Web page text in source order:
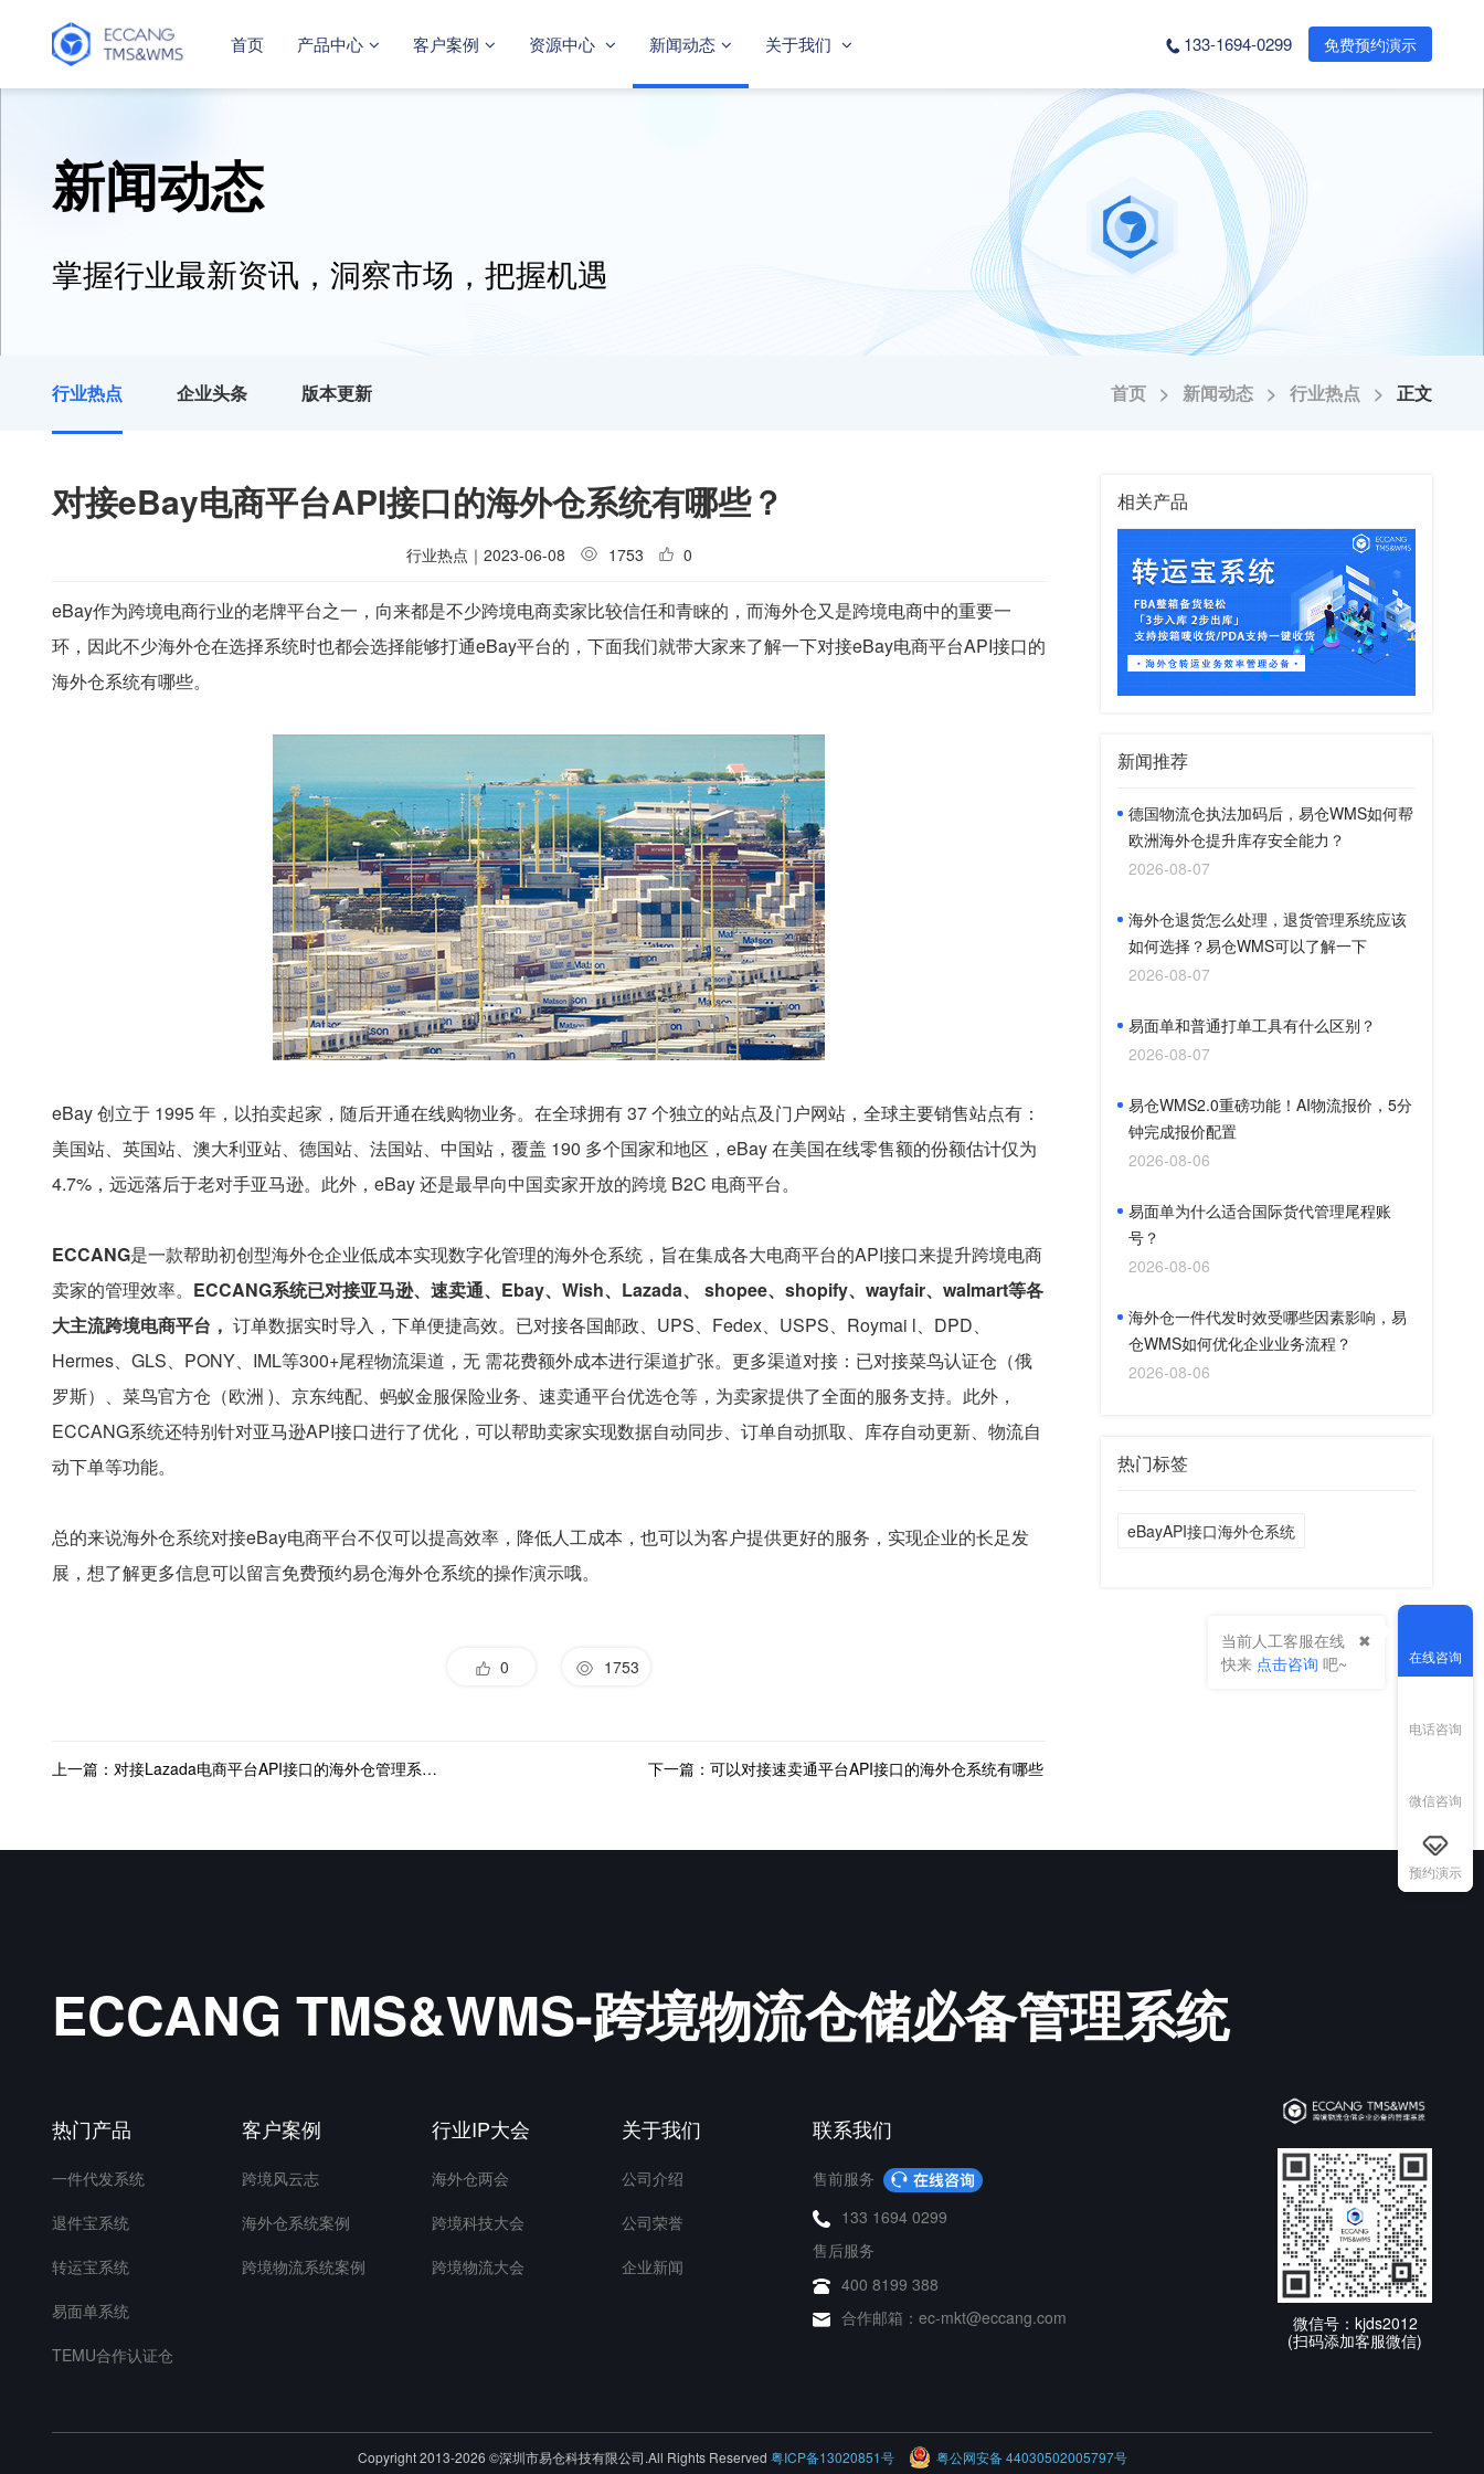
首页 产品中心 客户案例 资源中心 新闻动态 关于我们 133-1694-0299 免费预约演示
新闻动态
掌握行业最新资讯，洞察市场，把握机遇
行业热点 企业头条 版本更新 首页 > 新闻动态 > 行业热点 > 正文
对接eBay电商平台API接口的海外仓系统有哪些？
行业热点 ｜ 2023-06-08 1753 0
eBay作为跨境电商行业的老牌平台之一，向来都是不少跨境电商卖家比较信任和青睐的，而海外仓又是跨境电商中的重要一
环，因此不少海外仓在选择系统时也都会选择能够打通eBay平台的，下面我们就带大家来了解一下对接eBay电商平台API接口的
海外仓系统有哪些。
eBay 创立于 1995 年，以拍卖起家，随后开通在线购物业务。在全球拥有 37 个独立的站点及门户网站，全球主要销售站点有：
美国站、英国站、澳大利亚站、德国站、法国站、中国站，覆盖 190 多个国家和地区，eBay 在美国在线零售额的份额估计仅为
4.7%，远远落后于老对手亚马逊。此外，eBay 还是最早向中国卖家开放的跨境 B2C 电商平台。
ECCANG是一款帮助初创型海外仓企业低成本实现数字化管理的海外仓系统，旨在集成各大电商平台的API接口来提升跨境电商
卖家的管理效率。 ECCANG系统已对接亚马逊、速卖通、Ebay、Wish、Lazada、 shopee、shopify、wayfair、walmart等各
大主流跨境电商平台， 订单数据实时导入，下单便捷高效。已对接各国邮政、UPS、Fedex、USPS、Roymai l、DPD、
Hermes、GLS、PONY、IML等300+尾程物流渠道，无 需花费额外成本进行渠道扩张。更多渠道对接：已对接菜鸟认证仓（俄
罗斯）、菜鸟官方仓（欧洲 )、京东纯配、蚂蚁金服保险业务、速卖通平台优选仓等，为卖家提供了全面的服务支持。此外，
ECCANG系统还特别针对亚马逊API接口进行了优化，可以帮助卖家实现数据自动同步、订单自动抓取、库存自动更新、物流自
动下单等功能。
总的来说海外仓系统对接eBay电商平台不仅可以提高效率，降低人工成本，也可以为客户提供更好的服务，实现企业的长足发
展，想了解更多信息可以留言免费预约易仓海外仓系统的操作演示哦。
0 1753
上一篇：对接Lazada电商平台API接口的海外仓管理系统有哪些？ 下一篇：可以对接速卖通平台API接口的海外仓系统有哪些
相关产品
新闻推荐
德国物流仓执法加码后，易仓WMS如何帮
欧洲海外仓提升库存安全能力？
2026-08-07
海外仓退货怎么处理，退货管理系统应该
如何选择？易仓WMS可以了解一下
2026-08-07
易面单和普通打单工具有什么区别？
2026-08-07
易仓WMS2.0重磅功能！AI物流报价，5分
钟完成报价配置
2026-08-06
易面单为什么适合国际货代管理尾程账
号？
2026-08-06
海外仓一件代发时效受哪些因素影响，易
仓WMS如何优化企业业务流程？
2026-08-06
热门标签
eBayAPI接口海外仓系统
ECCANG TMS&WMS-跨境物流仓储必备管理系统
热门产品
一件代发系统
退件宝系统
转运宝系统
易面单系统
TEMU合作认证仓
客户案例
跨境风云志
海外仓系统案例
跨境物流系统案例
行业IP大会
海外仓两会
跨境科技大会
跨境物流大会
关于我们
公司介绍
公司荣誉
企业新闻
联系我们
售前服务
133 1694 0299
售后服务
400 8199 388
合作邮箱：ec-mkt@eccang.com
微信号：kjds2012
(扫码添加客服微信)
Copyright 2013-2026 ©深圳市易仓科技有限公司.All Rights Reserved 粤ICP备13020851号 粤公网安备 44030502005797号
在线咨询
当前人工客服在线
快来 点击咨询 吧~
电话咨询
微信咨询
预约演示